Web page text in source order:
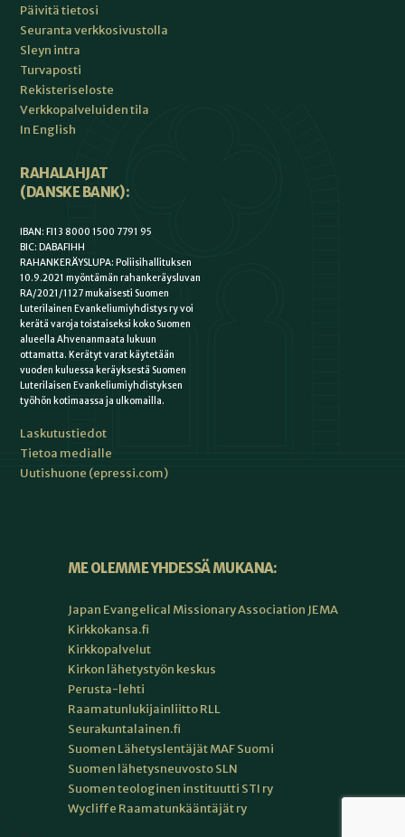
Päivitä tietosi
Seuranta verkkosivustolla
Sleyn intra
Turvaposti
Rekisteriseloste
Verkkopalveluiden tila
In English
RAHALAHJAT
(DANSKE BANK):
IBAN: FI13 8000 1500 7791 95
BIC: DABAFIHH
RAHANKERÄYSLUPA: Poliisihallituksen
10.9.2021 myöntämän rahankeräysluvan
RA/2021/1127 mukaisesti Suomen
Luterilainen Evankeliumiyhdistys ry voi
kerätä varoja toistaiseksi koko Suomen
alueella Ahvenanmaata lukuun
ottamatta. Kerätyt varat käytetään
vuoden kuluessa keräyksestä Suomen
Luterilaisen Evankeliumiyhdistyksen
työhön kotimaassa ja ulkomailla.
Laskutustiedot
Tietoa medialle
Uutishuone (epressi.com)
ME OLEMME YHDESSÄ MUKANA:
Japan Evangelical Missionary Association JEMA
Kirkkokansa.fi
Kirkkopalvelut
Kirkon lähetystyön keskus
Perusta-lehti
Raamatunlukijainliitto RLL
Seurakuntalainen.fi
Suomen Lähetyslentäjät MAF Suomi
Suomen lähetysneuvosto SLN
Suomen teologinen instituutti STI ry
Wycliffe Raamatunkääntäjät ry